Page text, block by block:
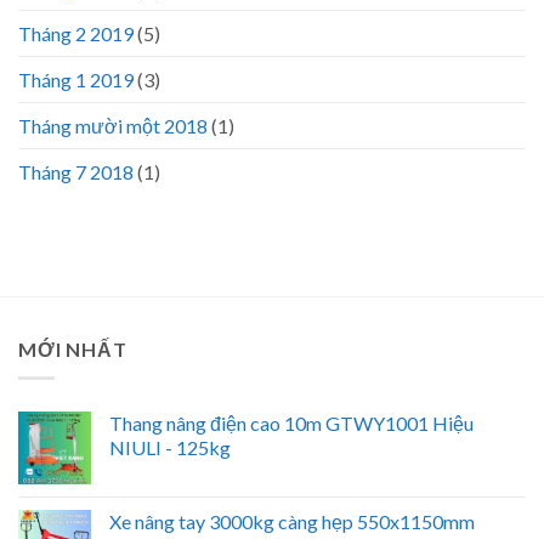
Tháng 2 2019(5)
Tháng 1 2019(3)
Tháng mười một 2018 (1)
Tháng 7 2018 (1)
MỚI NHẤT
Thang nâng điện cao 10m GTWY1001 Hiệu
NIULI - 125kg
Xe nâng tay 3000kg càng hẹp 550x1150mm